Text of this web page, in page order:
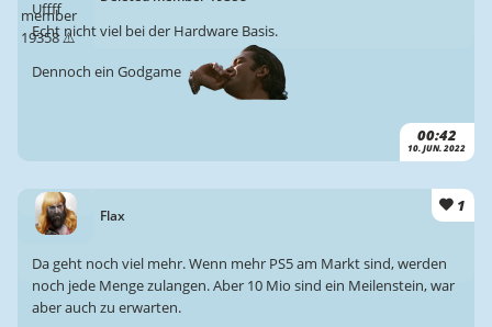
00:42
10. JUN. 2022
Uffff
Echt nicht viel bei der Hardware Basis.
Dennoch ein Godgame
Flax
1
Da geht noch viel mehr. Wenn mehr PS5 am Markt sind, werden
noch jede Menge zulangen. Aber 10 Mio sind ein Meilenstein, war
aber auch zu erwarten.